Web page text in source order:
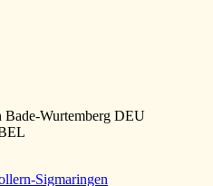
Bade-Wurtemberg DEU
Sigmaringen